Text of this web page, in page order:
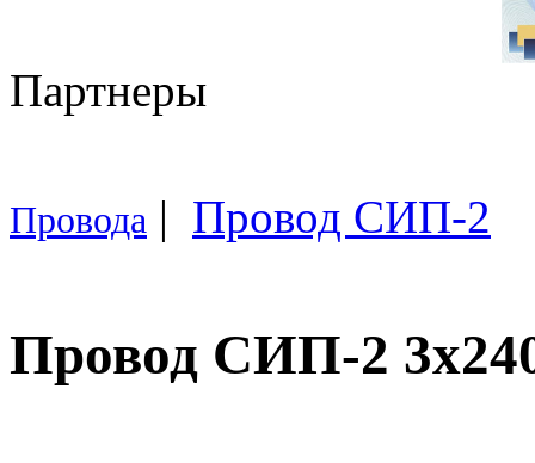
Партнеры
Провода | Провод СИП-2
Провод СИП-2